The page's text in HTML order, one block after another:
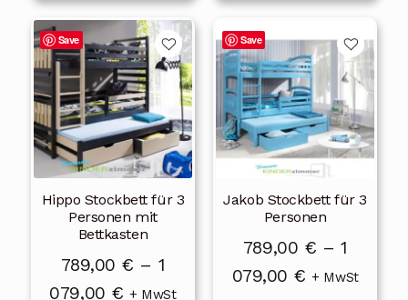
Save
Hippo Stockbett für 3
Personen mit
Bettkasten
789,00 € – 1
079,00 €Preisspanne:
+ MwSt
Dieses
Produkt
weist
mehrere
Varianten
auf.
Die
Optionen
können
Save
Jakob Stockbett für 3
Personen
789,00 € – 1
079,00 €Preisspanne:
+ MwSt
Dieses
Produkt
weist
mehrere
Varianten
auf.
Optionen
können
der